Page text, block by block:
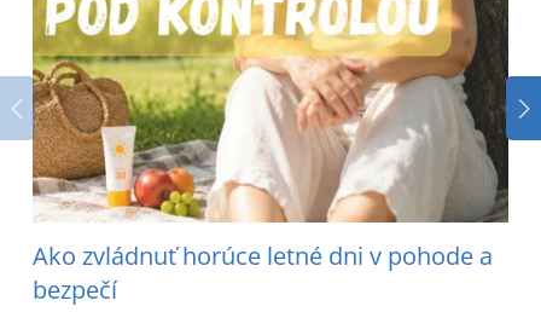
Ako zvládnuť horúce letné dni v pohode a
bezpečí